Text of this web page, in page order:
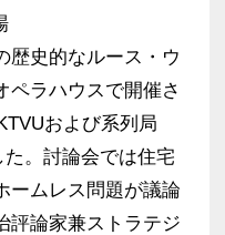
歴史的なルース・ウ
ペラハウスで開催さ
および系列局
。討論会では住宅
ームレス問題が議論
評論家兼ストラテジ